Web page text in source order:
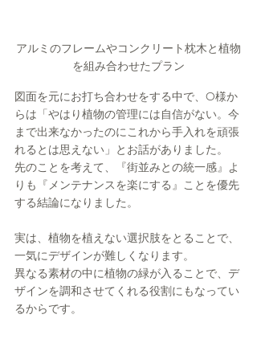
アルミのフレームやコンクリート枕木と植物
を組み合わせたプラン
図面を元にお打ち合わせをする中で、O様か
らは「やはり植物の管理には自信がない。今
まで出来なかったのにこれから手入れを頑張
れるとは思えない」とお話がありました。
先のことを考えて、『街並みとの統一感』よ
りも『メンテナンスを楽にする』ことを優先
する結論になりました。
実は、植物を植えない選択肢をとることで、
一気にデザインが難しくなります。
異なる素材の中に植物の緑が入ることで、デ
ザインを調和させてくれる役割にもなってい
るからです。